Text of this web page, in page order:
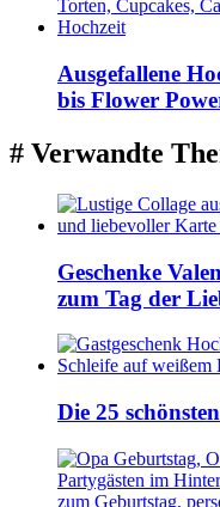
Ausgefallene
bis Flower
# Verwandte
Geschenke
zum Tag der
Die 25